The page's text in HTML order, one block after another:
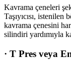
Kavrama çeneleri
Taşıyıcısı,
kavrama çenesini
silindiri yardımıyla
· T Pres veya